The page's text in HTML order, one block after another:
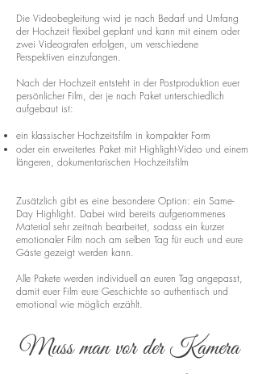
Die Videobegleitung wird je nach Bedarf und Umfang
der Hochzeit flexibel geplant und kann mit einem oder
zwei Videografen erfolgen, um verschiedene
Perspektiven einzufangen.
Nach der Hochzeit entsteht in der Postproduktion euer
persönlicher Film, der je nach Paket unterschiedlich
aufgebaut ist:
ein klassischer Hochzeitsfilm in kompakter Form
oder ein erweitertes Paket mit Highlight-Video und einem
längeren, dokumentarischen Hochzeitsfilm
Zusätzlich gibt es eine besondere Option: ein Same-
Day Highlight. Dabei wird bereits aufgenommenes
Material sehr zeitnah bearbeitet, sodass ein kurzer
emotionaler Film noch am selben Tag für euch und eure
Gäste gezeigt werden kann.
Alle Pakete werden individuell an euren Tag angepasst,
damit euer Film eure Geschichte so authentisch und
emotional wie möglich erzählt.
Muss man vor der Kamera